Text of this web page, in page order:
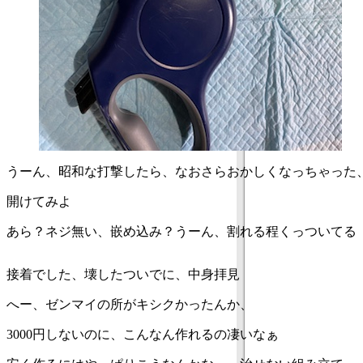
うーん、昭和な打撃したら、なおさらおかしくなっちゃった
開けてみよ
あら？ネジ無い、嵌め込み？うーん、割れる程くっついてる
接着でした、壊したついでに、中身拝見
へー、ゼンマイの所がキシクかったんか、
3000円しないのに、こんなん作れるの凄いなぁ